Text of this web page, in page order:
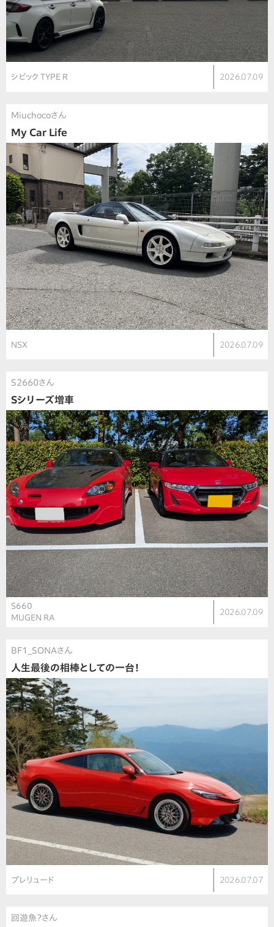
シビック TYPE R 2026.07.09
Miuchocoさん
My Car Life
NSX 2026.07.09
S2660さん
Sシリーズ増車
S660
MUGEN RA
2026.07.09
BF1_SONAさん
人生最後の相棒としての一台！
プレリュード 2026.07.07
回遊魚？さん